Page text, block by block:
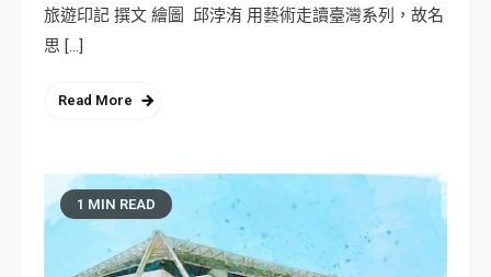
旅遊印記 撰文 繪圖 邱浡洧 用藝術走讀臺灣系列，故名
思 […]
Read More
1 MIN READ